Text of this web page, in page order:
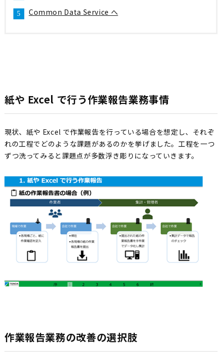
Common Data Service へ
紙や Excel で行う作業報告業務事情
現状、紙や Excel で作業報告を行っている場合を想定し、それぞ
れの工程でどのような課題があるのかを挙げました。工程を一つ
ずつ洗ってみると課題点が多数浮き彫りになっていきます。
作業報告業務の改善の選択肢